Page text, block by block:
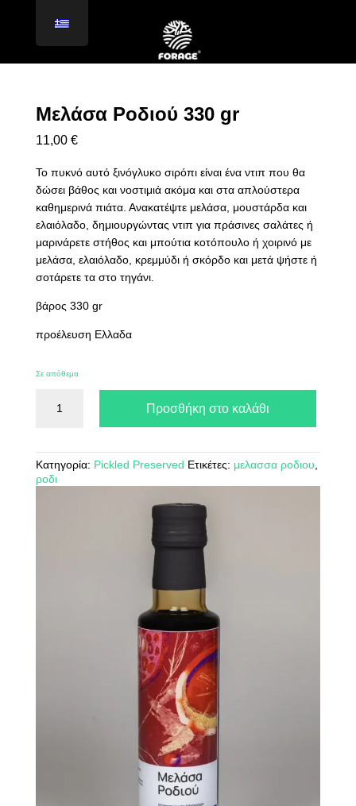
Μελάσα Ροδιού 330 gr
11,00 €
Το πυκνό αυτό ξινόγλυκο σιρόπι είναι ένα ντιπ που θα
δώσει βάθος και νοστιμιά ακόμα και στα απλούστερα
καθημερινά πιάτα. Ανακατέψτε μελάσα, μουστάρδα και
ελαιόλαδο, δημιουργώντας ντιπ για πράσινες σαλάτες ή
μαρινάρετε στήθος και μπούτια κοτόπουλο ή χοιρινό με
μελάσα, ελαιόλαδο, κρεμμύδι ή σκόρδο και μετά ψήστε ή
σοτάρετε τα στο τηγάνι.
βάρος 330 gr
προέλευση Ελλαδα
Σε απόθεμα
Ροδιού
ποσότητα
Προσθήκη στο καλάθι
Κατηγορία: Pickled Preserved Ετικέτες: μελασσα ροδιου
ροδι